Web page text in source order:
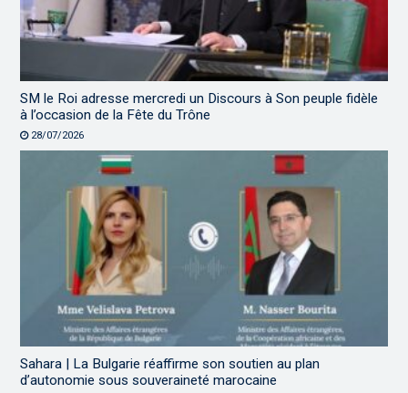
SM le Roi adresse mercredi un Discours à Son peuple fidèle
à l’occasion de la Fête du Trône
28/07/2026
Sahara | La Bulgarie réaffirme son soutien au plan
d’autonomie sous souveraineté marocaine